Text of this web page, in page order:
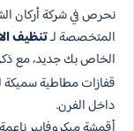
نحرص في شركة أركان
المتخصصة لـتنظيف
الخاص بك جديد، مع ذكر
قفازات مطاطية سميكة
داخل الفرن.